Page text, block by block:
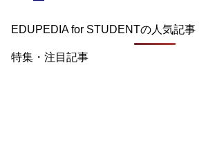
EDUPEDIA for STUDENTの人気記事
特集・注目記事